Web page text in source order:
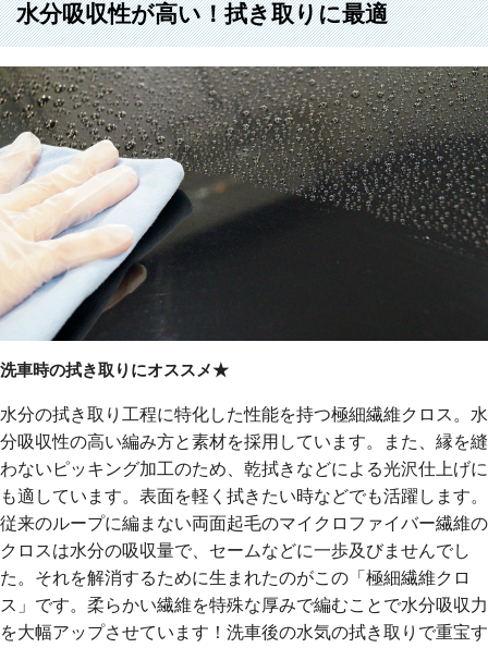
水分吸収性が高い！拭き取りに最適
洗車時の拭き取りにオススメ★
水分の拭き取り工程に特化した性能を持つ極細繊維クロス。水
分吸収性の高い編み方と素材を採用しています。また、縁を縫
わないピッキング加工のため、乾拭きなどによる光沢仕上げに
も適しています。表面を軽く拭きたい時などでも活躍します。
従来のループに編まない両面起毛のマイクロファイバー繊維の
クロスは水分の吸収量で、セームなどに一歩及びませんでし
た。それを解消するために生まれたのがこの「極細繊維クロ
ス」です。柔らかい繊維を特殊な厚みで編むことで水分吸収力
を大幅アップさせています！洗車後の水気の拭き取りで重宝す